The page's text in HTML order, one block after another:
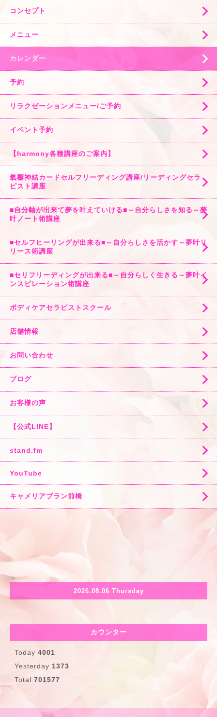
コンセプト
メニュー
カレンダー
予約
リラクゼーションメニュー/ご予約
イベント予約
【harmony各種講座のご案内】
氣響神結カードセルフリーディング講座/リーディングセラ
ピスト講座
■自分軸が出来て夢を叶えていける■～自分らしさを知る～夢
叶ノート術講座
■セルフヒーリングが出来る■～自分らしさを活かす～夢叶リ
リース術講座
■セリフリーディングが出来る■～自分らしく生きる～夢叶イ
ンスピレーション術講座
ボディケアセラピストスクール
店舗情報
お問い合わせ
ブログ
お客様の声
【公式LINE】
stand.fm
YouTube
キャメリアブラン前橋
2026.08.06 Thursday
カウンター
Today 4001
Yesterday 1373
Total 701577